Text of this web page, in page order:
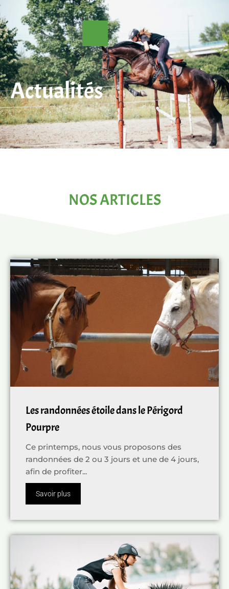
Cours d’équitation
Actualités
NOS ARTICLES
Les randonnées étoile dans le Périgord
Pourpre
Ce printemps, nous vous proposons des
randonnées de 2 ou 3 jours et une de 4 jours,
afin de profiter...
Savoir plus